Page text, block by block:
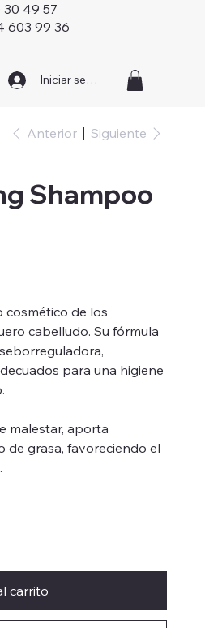
Iniciar sesión
49 57
603 99 36
Anterior Siguiente
Shampoo
cosmético de los
cabelludo. Su fórmula
para una higiene
malestar, aporta
de grasa, favoreciendo el
carrito